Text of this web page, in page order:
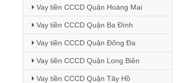
Vay tiền CCCD Quận Hoàng Mai
Vay tiền CCCD Quận Ba Đình
Vay tiền CCCD Quận Đống Đa
Vay tiền CCCD Quận Long Biên
Vay tiền CCCD Quận Tây Hồ